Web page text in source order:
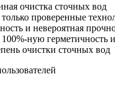
очистка сточных вод
проверенные
и невероятная
ную герметичность
очистки сточных вод